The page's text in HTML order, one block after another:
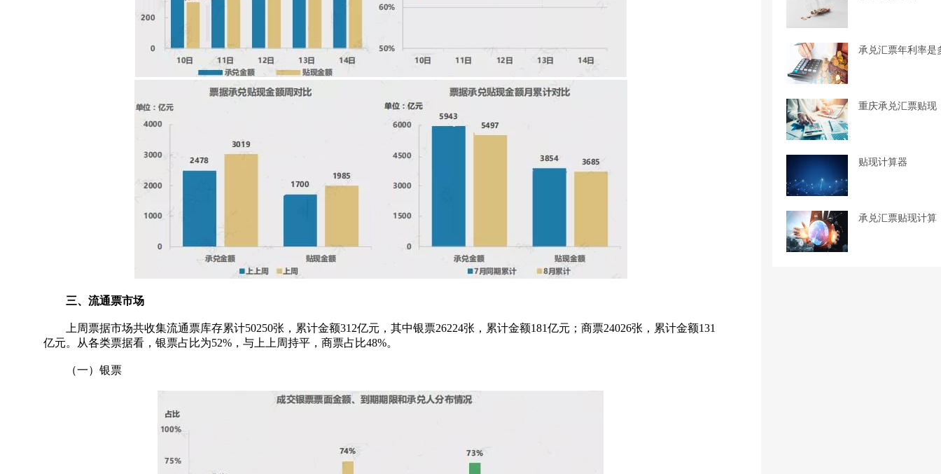
三、流通票市场
上周票据市场共收集流通票库存累计50250张，累计金额312亿元，其中银票26224张，累计金额181亿元；商票24026张，累计金额131
亿元。从各类票据看，银票占比为52%，与上上周持平，商票占比48%。
（一）银票
承兑汇票年利率是
重庆承兑汇票贴现
贴现计算器
承兑汇票贴现计算